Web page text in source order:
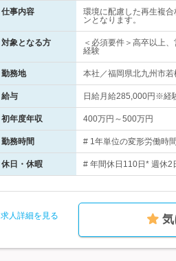
仕事内容
環境に配慮した再生複
ンとなります。
対象となる方
＜必須要件＞高卒以上
経験
勤務地 本社／福岡県北九州市
給与 日給月給285,000円※経
初年度年収 400万円～500万円
勤務時間 # 1年単位の変形労働時
休日・休暇 # 年間休日110日* 週休
求人詳細を見る 気